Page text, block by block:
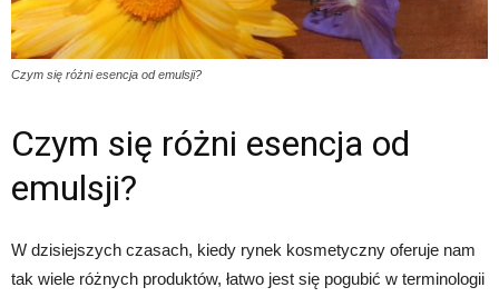
Czym się różni esencja od emulsji?
Czym się różni esencja od
emulsji?
W dzisiejszych czasach, kiedy rynek kosmetyczny oferuje nam
tak wiele różnych produktów, łatwo jest się pogubić w terminologii